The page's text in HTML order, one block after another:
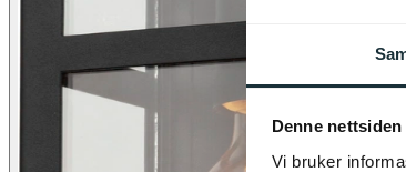
Denne
Vi bruker